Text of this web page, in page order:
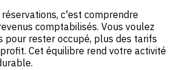
c'est comprendre
comptabilisés. Vous voulez
pour rester occupé, plus des tarifs
Cet équilibre rend votre activité